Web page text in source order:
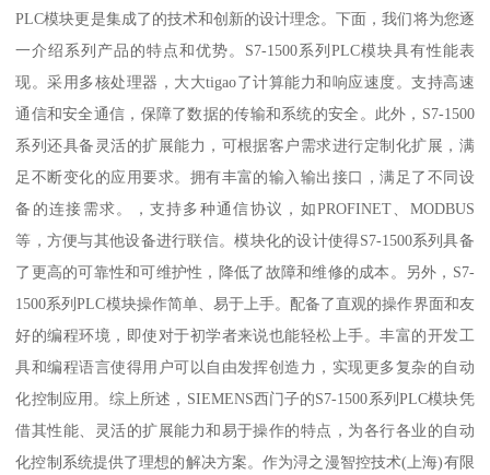
PLC模块更是集成了的技术和创新的设计理念。下面，我们将为您逐
一介绍系列产品的特点和优势。S7-1500系列PLC模块具有性能表
现。采用多核处理器，大大tigao了计算能力和响应速度。支持高速
通信和安全通信，保障了数据的传输和系统的安全。此外，S7-1500
系列还具备灵活的扩展能力，可根据客户需求进行定制化扩展，满
足不断变化的应用要求。拥有丰富的输入输出接口，满足了不同设
备的连接需求。，支持多种通信协议，如PROFINET、MODBUS
等，方便与其他设备进行联信。模块化的设计使得S7-1500系列具备
了更高的可靠性和可维护性，降低了故障和维修的成本。另外，S7-
1500系列PLC模块操作简单、易于上手。配备了直观的操作界面和友
好的编程环境，即使对于初学者来说也能轻松上手。丰富的开发工
具和编程语言使得用户可以自由发挥创造力，实现更多复杂的自动
化控制应用。综上所述，SIEMENS西门子的S7-1500系列PLC模块凭
借其性能、灵活的扩展能力和易于操作的特点，为各行各业的自动
化控制系统提供了理想的解决方案。作为浔之漫智控技术(上海)有限